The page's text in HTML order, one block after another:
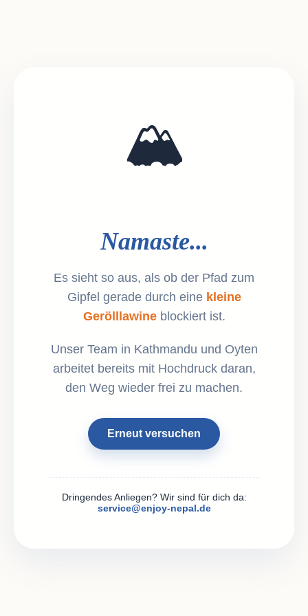
🏔️
Namaste...
Es sieht so aus, als ob der Pfad zum
Gipfel gerade durch eine kleine
Gerölllawineblockiert ist.
Unser Team in Kathmandu und Oyten
arbeitet bereits mit Hochdruck daran,
den Weg wieder frei zu machen.
Erneut versuchen
Dringendes Anliegen? Wir sind für dich da:
service@enjoy-nepal.de